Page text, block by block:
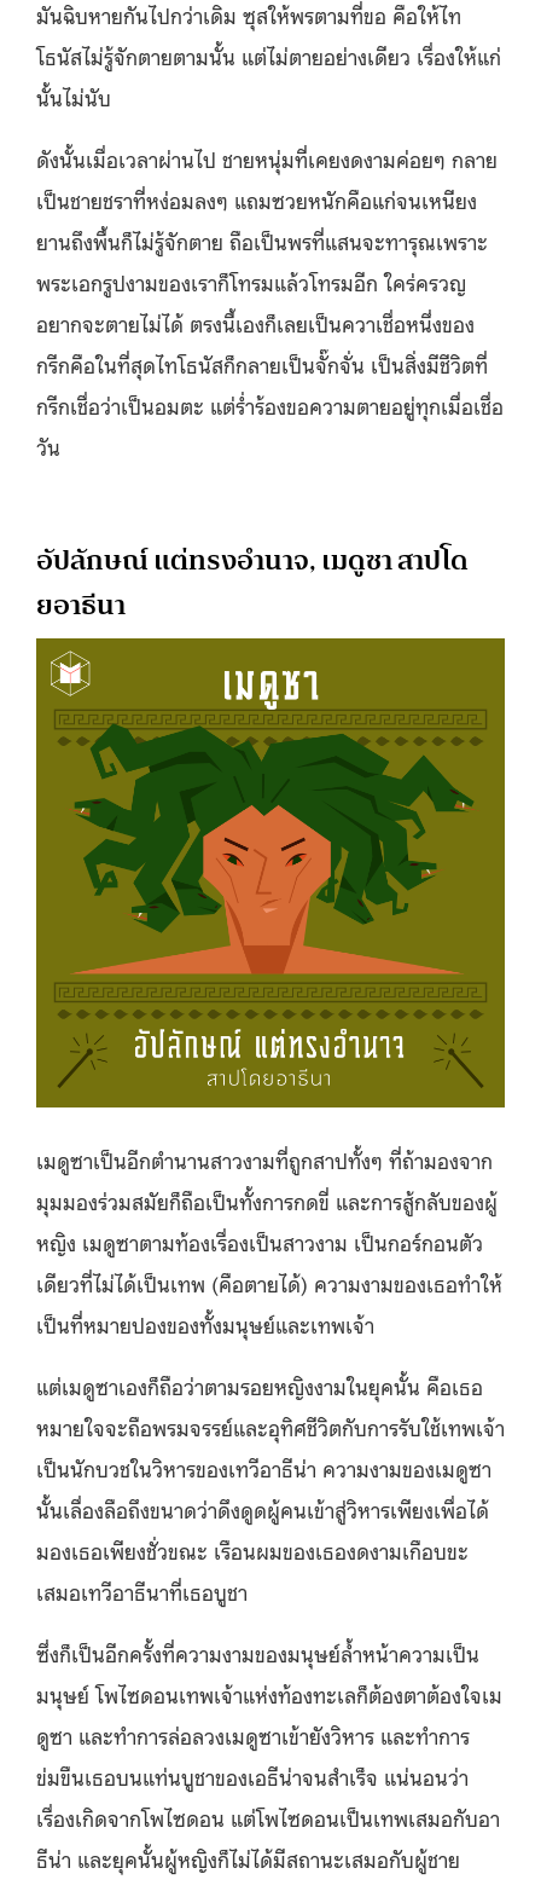
มันฉิบหายกันไปกว่าเดิม ซุสให้พรตามที่ขอ คือให้ไท
โธนัสไม่รู้จักตายตามนั้น แต่ไม่ตายอย่างเดียว เรื่องให้แก่
นั้นไม่นับ
ดังนั้นเมื่อเวลาผ่านไป ชายหนุ่มที่เคยงดงามค่อยๆ กลาย
เป็นชายชราที่หง่อมลงๆ แถมซวยหนักคือแก่จนเหนียง
ยานถึงพื้นก็ไม่รู้จักตาย ถือเป็นพรที่แสนจะทารุณเพราะ
พระเอกรูปงามของเราก็โทรมแล้วโทรมอีก ใคร่ครวญ
อยากจะตายไม่ได้ ตรงนี้เองก็เลยเป็นควาเชื่อหนึ่งของ
กรีกคือในที่สุดไทโธนัสก็กลายเป็นจั๊กจั่น เป็นสิ่งมีชีวิตที่
กรีกเชื่อว่าเป็นอมตะ แต่ร่ำร้องขอความตายอยู่ทุกเมื่อเชื่อ
วัน
อัปลักษณ์ แต่ทรงอำนาจ, เมดูซา สาปโด
ยอาธีนา
เมดูซาเป็นอีกตำนานสาวงามที่ถูกสาปทั้งๆ ที่ถ้ามองจาก
มุมมองร่วมสมัยก็ถือเป็นทั้งการกดขี่ และการสู้กลับของผู้
หญิง เมดูซาตามท้องเรื่องเป็นสาวงาม เป็นกอร์กอนตัว
เดียวที่ไม่ได้เป็นเทพ (คือตายได้) ความงามของเธอทำให้
เป็นที่หมายปองของทั้งมนุษย์และเทพเจ้า
แต่เมดูซาเองก็ถือว่าตามรอยหญิงงามในยุคนั้น คือเธอ
หมายใจจะถือพรมจรรย์และอุทิศชีวิตกับการรับใช้เทพเจ้า
เป็นนักบวชในวิหารของเทวีอาธีน่า ความงามของเมดูซา
นั้นเลื่องลือถึงขนาดว่าดึงดูดผู้คนเข้าสู่วิหารเพียงเพื่อได้
มองเธอเพียงชั่วขณะ เรือนผมของเธองดงามเกือบขะ
เสมอเทวีอาธีนาที่เธอบูชา
ซึ่งก็เป็นอีกครั้งที่ความงามของมนุษย์ล้ำหน้าความเป็น
มนุษย์ โพไซดอนเทพเจ้าแห่งท้องทะเลก็ต้องตาต้องใจเม
ดูซา และทำการล่อลวงเมดูซาเข้ายังวิหาร และทำการ
ข่มขืนเธอบนแท่นบูชาของเอธีน่าจนสำเร็จ แน่นอนว่า
เรื่องเกิดจากโพไซดอน แต่โพไซดอนเป็นเทพเสมอกับอา
ธีน่า และยุคนั้นผู้หญิงก็ไม่ได้มีสถานะเสมอกับผู้ชาย